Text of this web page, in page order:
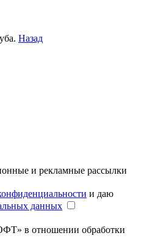
Назад
и рекламные рассылки
и даю
данных
в отношении обработки